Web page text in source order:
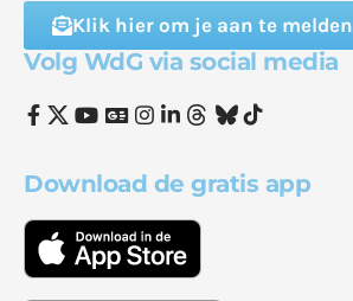
Klik hier om je aan te melden
Volg WdG via social media
Download de gratis app